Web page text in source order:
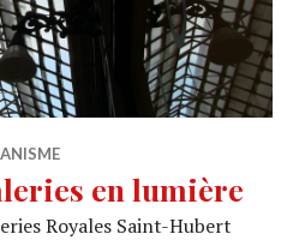
en lumière
Royales Saint-Hubert